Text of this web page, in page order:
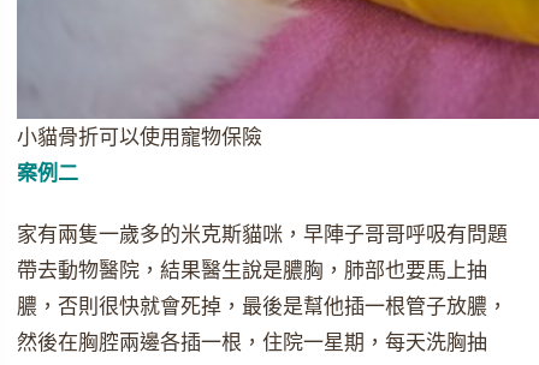
小貓骨折可以使用寵物保險
案例二
家有兩隻一歲多的米克斯貓咪，早陣子哥哥呼吸有問題
帶去動物醫院，結果醫生說是膿胸，肺部也要馬上抽
膿，否則很快就會死掉，最後是幫他插一根管子放膿，
然後在胸腔兩邊各插一根，住院一星期，每天洗胸抽